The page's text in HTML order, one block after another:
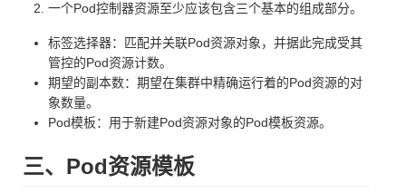
一个Pod控制器资源至少应该包含三个基本的组成部分。
标签选择器：匹配并关联Pod资源对象，并据此完成受其
管控的Pod资源计数。
期望的副本数：期望在集群中精确运行着的Pod资源的对
象数量。
Pod模板：用于新建Pod资源对象的Pod模板资源。
三、Pod资源模板